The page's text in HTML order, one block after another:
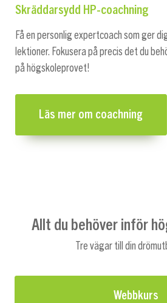
Skräddarsydd HP-coachning
Få en personlig expertcoach som ger
lektioner. Fokusera på precis det du
på högskoleprovet!
Läs mer om coachning
Allt du behöver inför
Tre vägar till din
Webbkurs